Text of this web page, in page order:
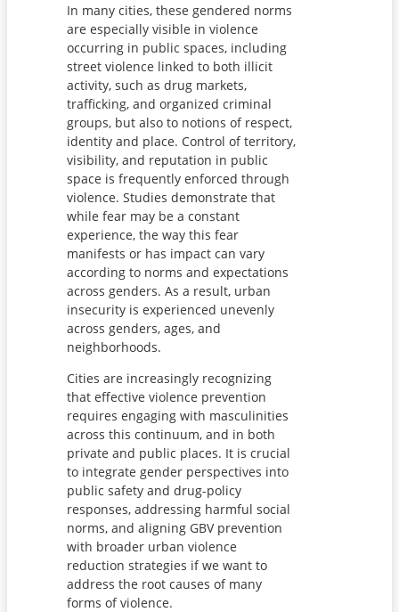
In many cities, these gendered norms
are especially visible in violence
occurring in public spaces, including
street violence linked to both illicit
activity, such as drug markets,
trafficking, and organized criminal
groups, but also to notions of respect,
identity and place. Control of territory,
visibility, and reputation in public
space is frequently enforced through
violence. Studies demonstrate that
while fear may be a constant
experience, the way this fear
manifests or has impact can vary
according to norms and expectations
across genders. As a result, urban
insecurity is experienced unevenly
across genders, ages, and
neighborhoods.
Cities are increasingly recognizing
that effective violence prevention
requires engaging with masculinities
across this continuum, and in both
private and public places. It is crucial
to integrate gender perspectives into
public safety and drug-policy
responses, addressing harmful social
norms, and aligning GBV prevention
with broader urban violence
reduction strategies if we want to
address the root causes of many
forms of violence.